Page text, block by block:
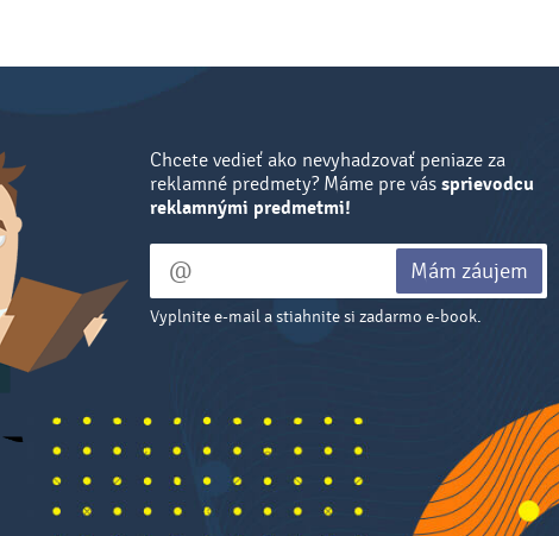
Chcete vedieť ako nevyhadzovať peniaze za
reklamné predmety? Máme pre vás sprievodcu
reklamnými predmetmi!
Mám záujem
Vyplnite e-mail a stiahnite si zadarmo e-book.